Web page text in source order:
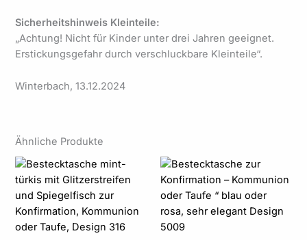
Sicherheitshinweis Kleinteile:
„Achtung! Nicht für Kinder unter drei Jahren geeignet.
Erstickungsgefahr durch verschluckbare Kleinteile“.
Winterbach, 13.12.2024
Ähnliche Produkte
Preisspanne:
bis
105,00 €
Preisspanne:
bis
105,00 €